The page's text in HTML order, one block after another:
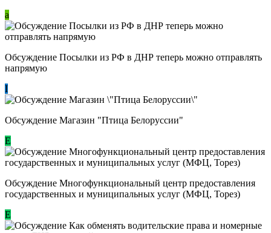
a
Обсуждение Посылки из РФ в ДНР теперь можно отправлять
напрямую
I
Обсуждение Магазин "Птица Белоруссии"
Е
Обсуждение Многофункциональный центр предоставления
государственных и муниципальных услуг (МФЦ, Торез)
E